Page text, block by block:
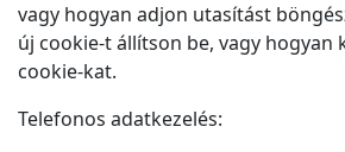
vagy hogyan adjon utasítást
új cookie-t állítson be, vagy hogyan
cookie-kat.
Telefonos adatkezelés: